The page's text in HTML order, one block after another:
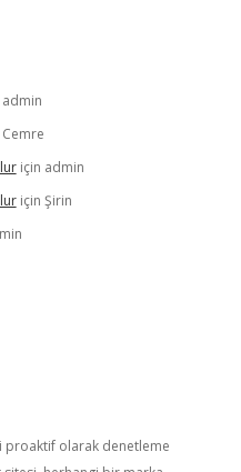
admin
Cemre
için admin
için Şirin
proaktif olarak denetleme